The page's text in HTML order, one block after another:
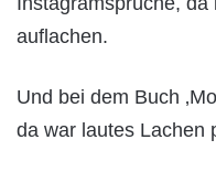
auflachen.
Und bei dem Buch
da war lautes Lachen